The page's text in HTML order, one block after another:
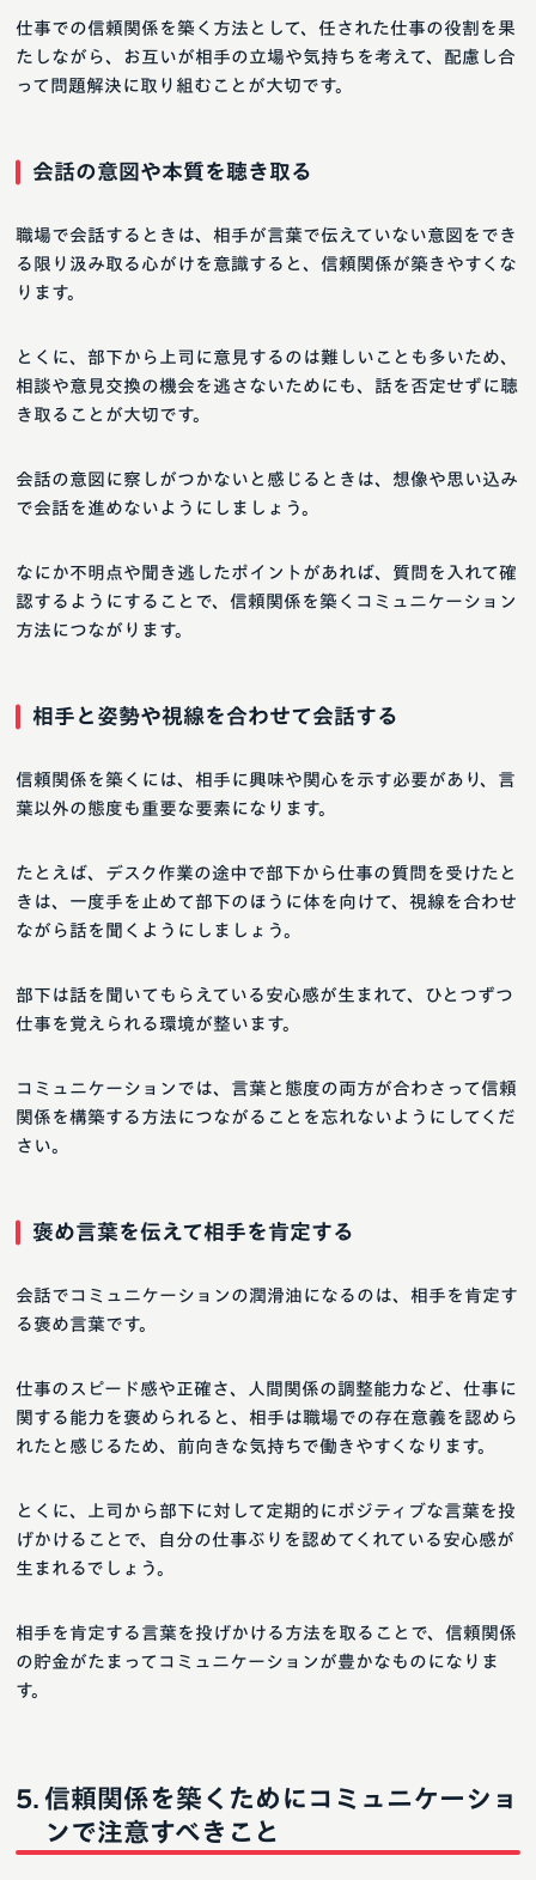
仕事での信頼関係を築く方法として、任された仕事の役割を果
たしながら、お互いが相手の立場や気持ちを考えて、配慮し合
って問題解決に取り組むことが大切です。
会話の意図や本質を聴き取る
職場で会話するときは、相手が言葉で伝えていない意図をでき
る限り汲み取る心がけを意識すると、信頼関係が築きやすくな
ります。
とくに、部下から上司に意見するのは難しいことも多いため、
相談や意見交換の機会を逃さないためにも、話を否定せずに聴
き取ることが大切です。
会話の意図に察しがつかないと感じるときは、想像や思い込み
で会話を進めないようにしましょう。
なにか不明点や聞き逃したポイントがあれば、質問を入れて確
認するようにすることで、信頼関係を築くコミュニケーション
方法につながります。
相手と姿勢や視線を合わせて会話する
信頼関係を築くには、相手に興味や関心を示す必要があり、言
葉以外の態度も重要な要素になります。
たとえば、デスク作業の途中で部下から仕事の質問を受けたと
きは、一度手を止めて部下のほうに体を向けて、視線を合わせ
ながら話を聞くようにしましょう。
部下は話を聞いてもらえている安心感が生まれて、ひとつずつ
仕事を覚えられる環境が整います。
コミュニケーションでは、言葉と態度の両方が合わさって信頼
関係を構築する方法につながることを忘れないようにしてくだ
さい。
褒め言葉を伝えて相手を肯定する
会話でコミュニケーションの潤滑油になるのは、相手を肯定す
る褒め言葉です。
仕事のスピード感や正確さ、人間関係の調整能力など、仕事に
関する能力を褒められると、相手は職場での存在意義を認めら
れたと感じるため、前向きな気持ちで働きやすくなります。
とくに、上司から部下に対して定期的にポジティブな言葉を投
げかけることで、自分の仕事ぶりを認めてくれている安心感が
生まれるでしょう。
相手を肯定する言葉を投げかける方法を取ることで、信頼関係
の貯金がたまってコミュニケーションが豊かなものになりま
す。
信頼関係を築くためにコミュニケーショ
ンで注意すべきこと